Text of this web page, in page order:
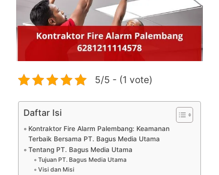
5/5 - (1 vote)
Daftar Isi
Kontraktor Fire Alarm Palembang: Keamanan
Terbaik Bersama PT. Bagus Media Utama
Tentang PT. Bagus Media Utama
Tujuan PT. Bagus Media Utama
Visi dan Misi